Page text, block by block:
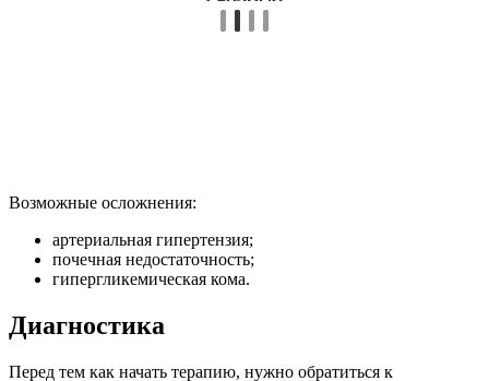
Возможные осложнения:
артериальная гипертензия;
почечная недостаточность;
гипергликемическая кома.
Диагностика
Перед тем как начать терапию, нужно обратиться к